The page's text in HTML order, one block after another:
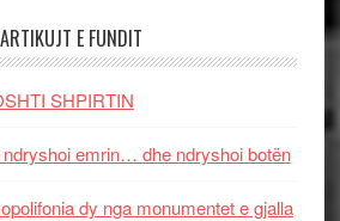
ARTIKUJT E FUNDIT
SHPIRTIN
emrin… dhe ndryshoi botën
dy nga monumentet e gjalla